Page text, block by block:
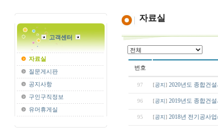
고객센터
자료실
질문게시판
공지사항
구인구직정보
유머휴게실
자료실
번호
97 [공지 ] 2020년도 종합건
96 [공지 ] 2019년도 종합건
95 [공지 ] 2018년 전기공사